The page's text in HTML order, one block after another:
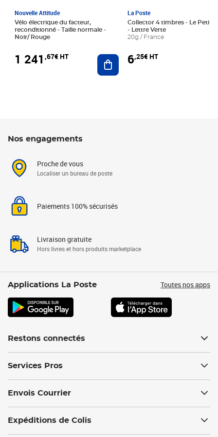
Nouvelle Attitude
Vélo électrique du facteur,
reconditionné - Taille normale -
Noir/ Rouge
1 241 ,67€ HT Ajouter au panier
La Poste
Collector 4 timbres - Le Petit
- Lettre Verte
20g / France
6,25€ HT
Nos engagements
Proche de vous
Localiser un bureau de poste
Paiements 100% sécurisés
Livraison gratuite
Hors livres et hors produits marketplace
Applications La Poste Toutes nos apps
Restons connectés
Services Pros
Envois Courrier
Expéditions de Colis